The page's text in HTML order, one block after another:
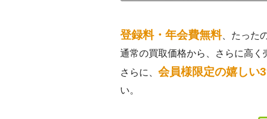
登録料・年会費無料、たった
通常の買取価格から、さらに高く
さらに、 会員様限定の嬉しい
い。